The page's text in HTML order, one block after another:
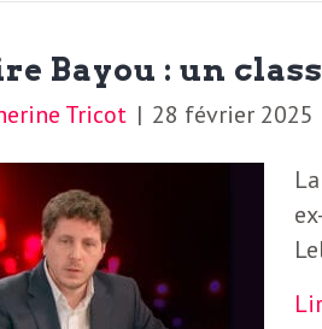
Bayou : un
Tricot | 28 février 2025